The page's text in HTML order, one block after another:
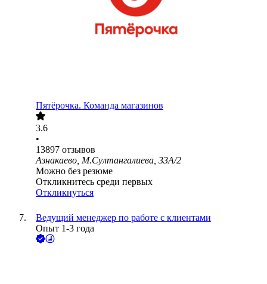
Пятёрочка. Команда магазинов
3.6
•
13897 отзывов
Азнакаево, М.Султангалиева, 33А/2
Можно без резюме
Откликнитесь среди первых
Откликнуться
Ведущий менеджер по работе с клиентами
Опыт 1-3 года